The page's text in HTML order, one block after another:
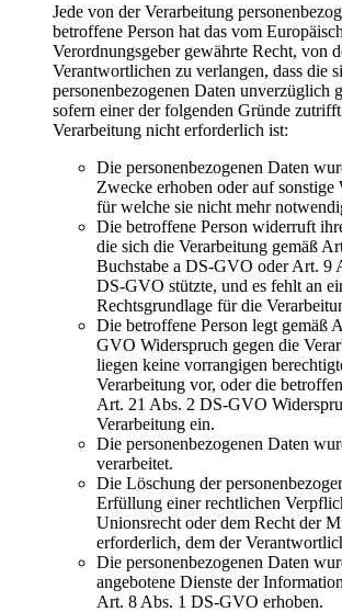
Jede von der Verarbeitung
betroffene Person hat das vom
Verordnungsgeber gewährte Recht, von
Verantwortlichen zu verlangen, dass die
personenbezogenen Daten unverzüglich
sofern einer der folgenden Gründe
Verarbeitung nicht erforderlich ist:
Die personenbezogenen Daten
Zwecke erhoben oder auf sonstige
für welche sie nicht mehr
Die betroffene Person widerruft
die sich die Verarbeitung gemäß
Buchstabe a DS-GVO oder Art. 9
DS-GVO stützte, und es fehlt an
Rechtsgrundlage für die
Die betroffene Person legt gemäß
GVO Widerspruch gegen die
liegen keine vorrangigen
Verarbeitung vor, oder die
Art. 21 Abs. 2 DS-GVO
Verarbeitung ein.
Die personenbezogenen Daten
verarbeitet.
Die Löschung der
Erfüllung einer rechtlichen
Unionsrecht oder dem Recht der
erforderlich, dem der
Die personenbezogenen Daten
angebotene Dienste der
Art. 8 Abs. 1 DS-GVO erhoben.